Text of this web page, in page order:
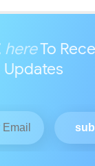
hereTo
Updates